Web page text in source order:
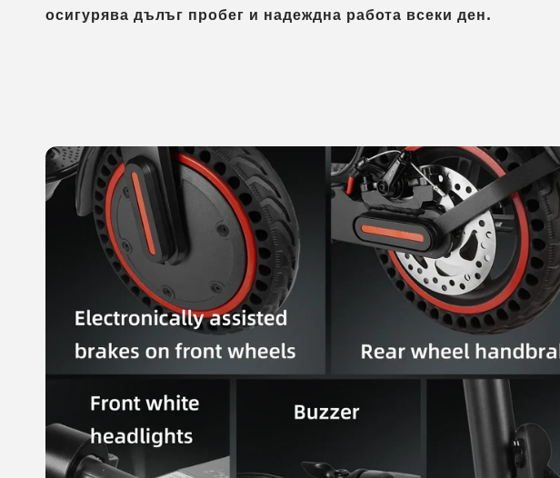
осигурява дълъг пробег и надеждна работа всеки ден.